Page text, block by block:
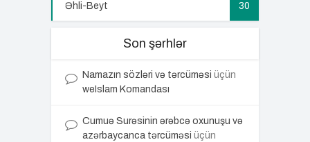
Əhli-Beyt 30
Son şərhlər
Namazın sözləri və tərcüməsi üçün
weIslam Komandası
Cumuə Surəsinin ərəbcə oxunuşu və
azərbaycanca tərcüməsi üçün